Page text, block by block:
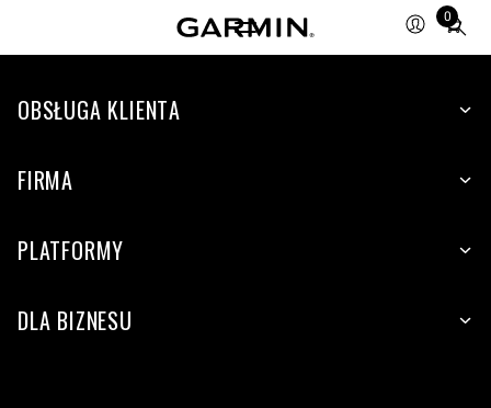
0
Total
items
cart:
OBSŁUGA KLIENTA
FIRMA
PLATFORMY
DLA BIZNESU